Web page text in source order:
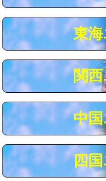
コンクリート斫り（厚さ10
コンクリート斫り（厚さ10
モルタル補修（厚さ10㎝まで
モルタル補修（厚さ10㎝超
追加人工
※給水管工事は20mmまでの
東
関
中
四